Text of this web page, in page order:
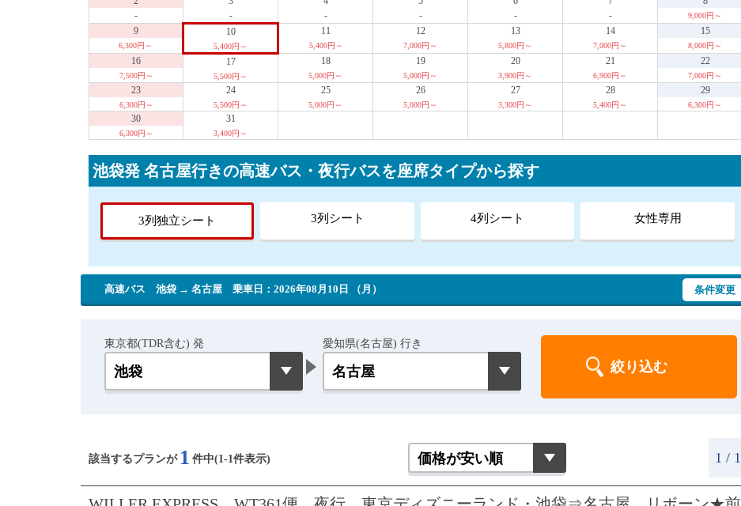
-
-
-
-
-
-
9,000円～
9
6,300円～
10
5,400円～
11
5,400円～
12
7,000円～
13
5,800円～
14
7,000円～
15
8,000円～
16
7,500円～
17
5,500円～
18
5,000円～
19
5,000円～
20
3,900円～
21
6,900円～
22
7,000円～
23
6,300円～
24
5,500円～
25
5,000円～
26
5,000円～
27
3,300円～
28
5,400円～
29
6,300円～
30
6,300円～
31
3,400円～
池袋発 名古屋行きの高速バス・夜行バスを座席タイプから探す
3列独立シート 3列シート 4列シート 女性専用
高速バス 池袋 → 名古屋 乗車日：2026年08月10日 （月） 条件変更
東京都(TDR含む) 発 愛知県(名古屋) 行き
該当するプランが 1 件中(1-1件表示) 1 / 1